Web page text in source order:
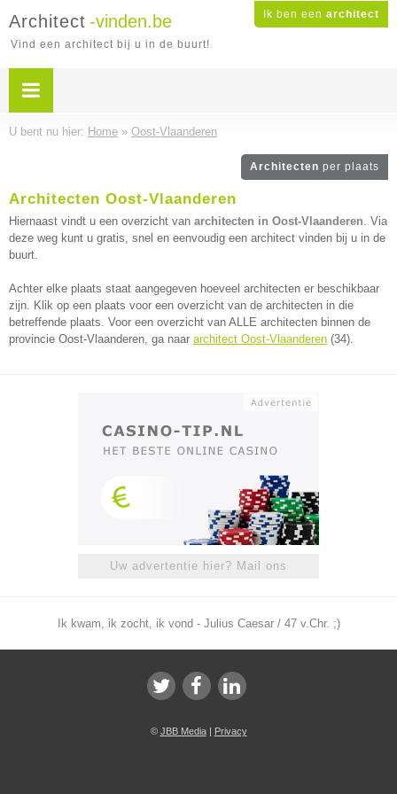
Ik ben een architect
Architect -vinden.be
Vind een architect bij u in de buurt!
U bent nu hier: Home » Oost-Vlaanderen
Architecten per plaats
Architecten Oost-Vlaanderen
Hiernaast vindt u een overzicht van architecten in Oost-Vlaanderen. Via
deze weg kunt u gratis, snel en eenvoudig een architect vinden bij u in de
buurt.
Achter elke plaats staat aangegeven hoeveel architecten er beschikbaar
zijn. Klik op een plaats voor een overzicht van de architecten in die
betreffende plaats. Voor een overzicht van ALLE architecten binnen de
provincie Oost-Vlaanderen, ga naar architect Oost-Vlaanderen (34).
Uw advertentie hier? Mail ons
Ik kwam, ik zocht, ik vond - Julius Caesar / 47 v.Chr. ;)
© JBB Media| Privacy